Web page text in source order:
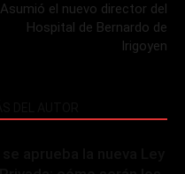
Asumió el nuevo director del
Hospital de Bernardo de
Irigoyen